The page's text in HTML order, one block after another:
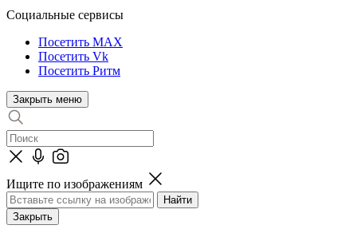
Социальные сервисы
Посетить MAX
Посетить Vk
Посетить Ритм
Закрыть меню
Ищите по изображениям
Закрыть